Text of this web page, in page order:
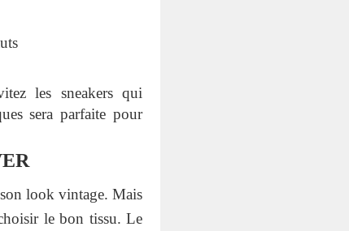
les sneakers qui
sera parfaite pour
look vintage. Mais
le bon tissu. Le